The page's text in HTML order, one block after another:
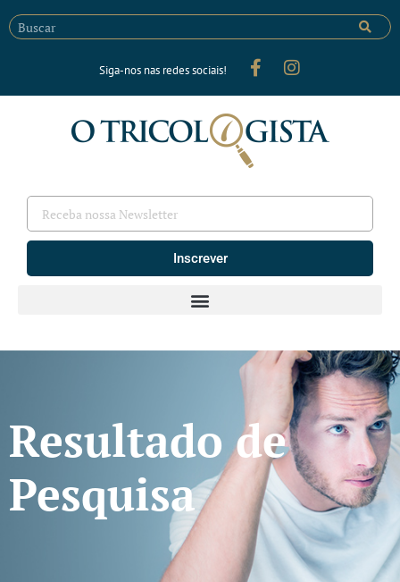
Siga-nos nas redes sociais!
Inscrever
Resultado de
Pesquisa